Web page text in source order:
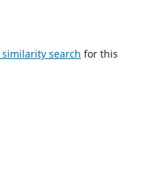
search for this